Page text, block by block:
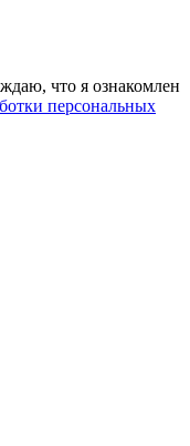
что я ознакомлен
персональных